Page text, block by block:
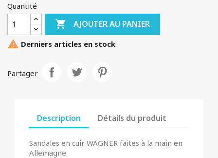
Quantité
 AJOUTER AU PANIER
 Derniers articles en stock
Partager
Description Détails du produit
Sandales en cuir WAGNER faites à la main en
Allemagne.